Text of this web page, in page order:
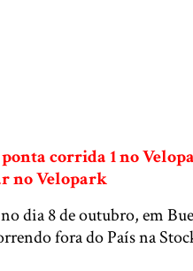
ponta corrida 1 no
no Velopark
dia 8 de outubro, em
fora do País na